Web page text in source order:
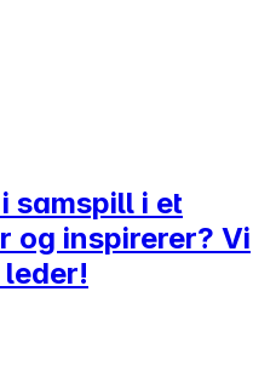
samspill i et
og inspirerer? Vi